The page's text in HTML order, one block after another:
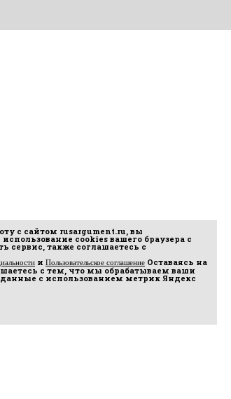
с сайтом rusargument.ru, вы
cookies вашего браузера с
сервис, также соглашаетесь с
и Пользовательское соглашение Оставаясь на
с тем, что мы обрабатываем ваши
с использованием метрик Яндекс